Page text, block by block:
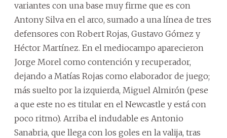
variantes con una base muy firme que es con
Antony Silva en el arco, sumado a una línea de tres
defensores con Robert Rojas, Gustavo Gómez y
Héctor Martínez. En el mediocampo aparecieron
Jorge Morel como contención y recuperador,
dejando a Matías Rojas como elaborador de juego;
más suelto por la izquierda, Miguel Almirón (pese
a que este no es titular en el Newcastle y está con
poco ritmo). Arriba el indudable es Antonio
Sanabria, que llega con los goles en la valija, tras